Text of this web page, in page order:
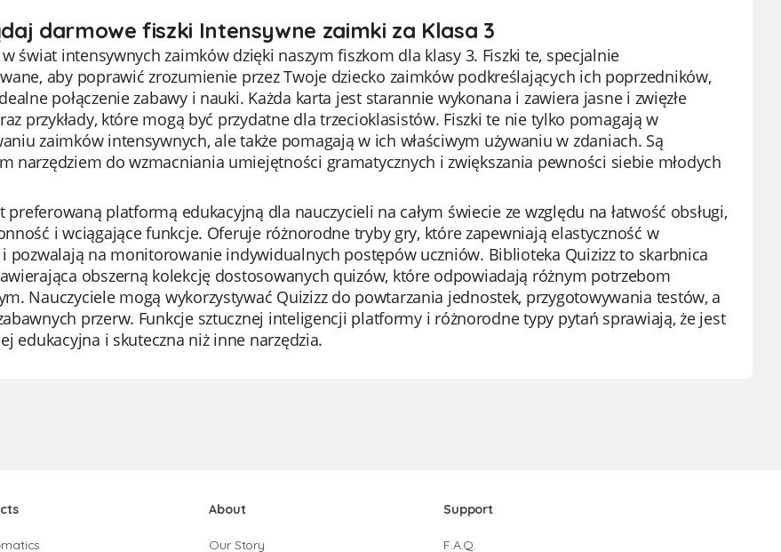
darmowe fiszki Intensywne zaimki za Klasa 3
świat intensywnych zaimków dzięki naszym fiszkom dla klasy 3. Fiszki te, specjalnie
aby poprawić zrozumienie przez Twoje dziecko zaimków podkreślających ich poprzedników,
połączenie zabawy i nauki. Każda karta jest starannie wykonana i zawiera jasne i zwięzłe
przykłady, które mogą być przydatne dla trzecioklasistów. Fiszki te nie tylko pomagają w
zaimków intensywnych, ale także pomagają w ich właściwym używaniu w zdaniach. Są
narzędziem do wzmacniania umiejętności gramatycznych i zwiększania pewności siebie młodych
preferowaną platformą edukacyjną dla nauczycieli na całym świecie ze względu na łatwość obsługi,
i wciągające funkcje. Oferuje różnorodne tryby gry, które zapewniają elastyczność w
pozwalają na monitorowanie indywidualnych postępów uczniów. Biblioteka Quizizz to skarbnica
obszerną kolekcję dostosowanych quizów, które odpowiadają różnym potrzebom
Nauczyciele mogą wykorzystywać Quizizz do powtarzania jednostek, przygotowywania testów, a
przerw. Funkcje sztucznej inteligencji platformy i różnorodne typy pytań sprawiają, że jest
edukacyjna i skuteczna niż inne narzędzia.
About
Our Story
Support
F.A.Q.